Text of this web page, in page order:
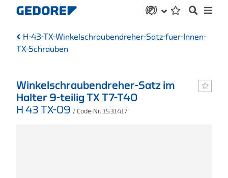
H-43-TX-Winkelschraubendreher-Satz-fuer-Innen-
TX-Schrauben
Winkelschraubendreher-Satz im
Halter 9-teilig TX T7-T40
H 43 TX-09 / Code-Nr. 1531417